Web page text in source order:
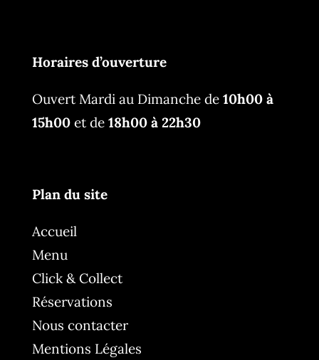
Horaires d’ouverture
Ouvert Mardi au Dimanche de10h00 à
15h00 et de18h00 à 22h30
Plan du site
Accueil
Menu
Click & Collect
Réservations
Nous contacter
Mentions Légales